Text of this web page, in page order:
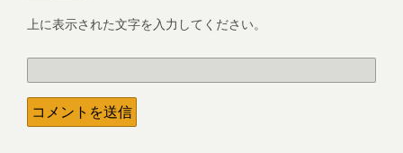
上に表示された文字を入力してください。